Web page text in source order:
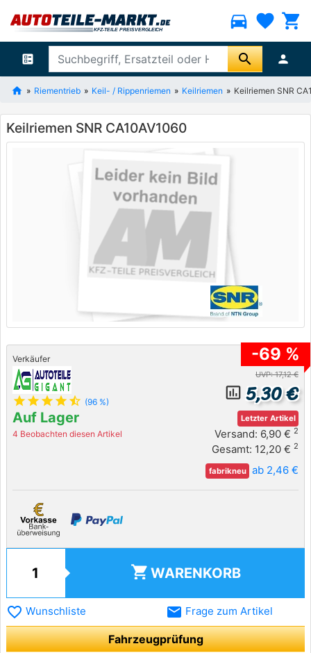
directions_car favorite shopping_cart
ballot search person
Riementrieb Keil- / Rippenriemen Keilriemen Keilriemen SNR
Keilriemen SNR CA10AV1060
Verkäufer
star star star star star_half (96 %)
Auf Lager
4 Beobachten diesen Artikel
-69 %
UVP: 17,12 €
insert_chart_outlined 5,30 €
Letzter Artikel
Versand: 6,90 € 2
Gesamt: 12,20 € 2
fabrikneu ab 2,46 €
shopping_cart WARENKORB
favorite_border Wunschliste email Frage zum Artikel
Fahrzeugprüfung